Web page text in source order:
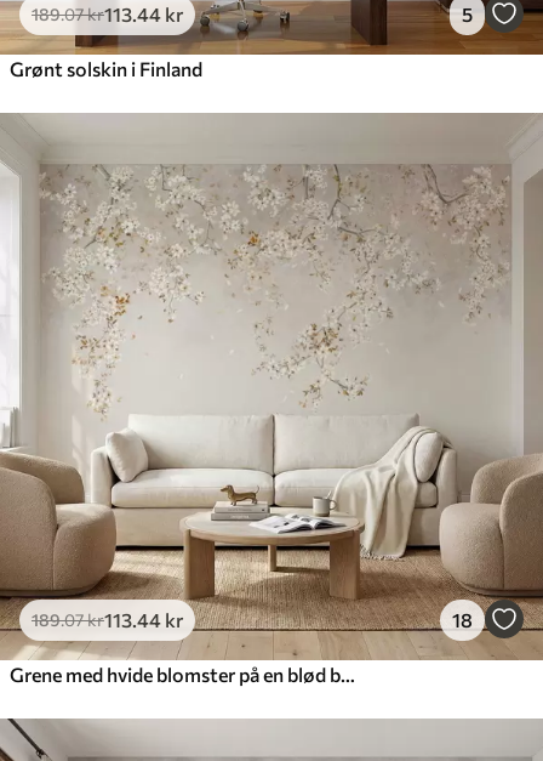
189.07kr113 .44 kr 5
Grønt solskin i Finland
189.07kr113 .44 kr 18